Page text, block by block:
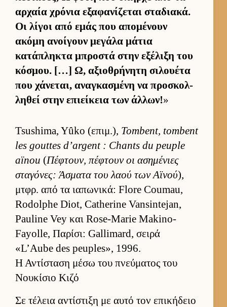
αρ­χαία χρόνια εξαφανίζεται σταδια­κά.
Οι λίγοι από εμάς που απομένουν
ακόμη ανοί­γουν μεγάλα μάτια
κατάπληκτα μπροστά στην εξέλιξη του
κόσμου. […] Ω, αξιο­θρήνητη σιλου­έτα
που χάνεται, αναγκασμένη να προσκολ­
ληθεί στην επιεί­κεια των άλ­λων!»
Tsushima, Yûko (επιμ.), Tombent, tombent
les gouttes d’argent : Chants du peuple
aïnou (Πέφτουν, πέφτουν οι ασημένιες
σταγόνες: Άσματα του λαού των Αϊνού),
μτ­φρ. από τα ια­πωνικά: Flore Coumau,
Rodolphe Diot, Catherine Vansintejan,
Pauline Vey και Rose-Marie Makino-
Fayolle, Παρίσι: Gallimard, σειρά
«L’Aube des peuples», 1996.
Η Αντίσταση μέσω του πνεύματος του
Νουκίσιο Κιζό
Σε τέλεια αντίστιξη με αυτό τον επικήδειο